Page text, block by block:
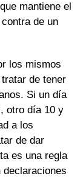
mantiene el
de un
los mismos
de tener
Si un día
otro día 10 y
a los
de dar
es una regla
declaraciones